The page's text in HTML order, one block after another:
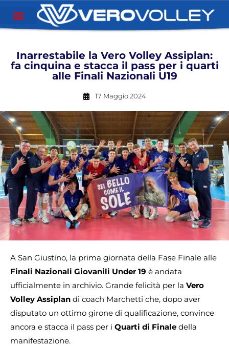
Inarrestabile la Vero Volley Assiplan:
fa cinquina e stacca il pass per i quarti
alle Finali Nazionali U19
17 Maggio 2024
A San Giustino, la prima giornata della Fase Finale alle
Finali Nazionali Giovanili Under 19 è andata
ufficialmente in archivio. Grande felicità per la Vero
Volley Assiplan di coach Marchetti che, dopo aver
disputato un ottimo girone di qualificazione, convince
ancora e stacca il pass per i Quarti di Finale della
manifestazione.